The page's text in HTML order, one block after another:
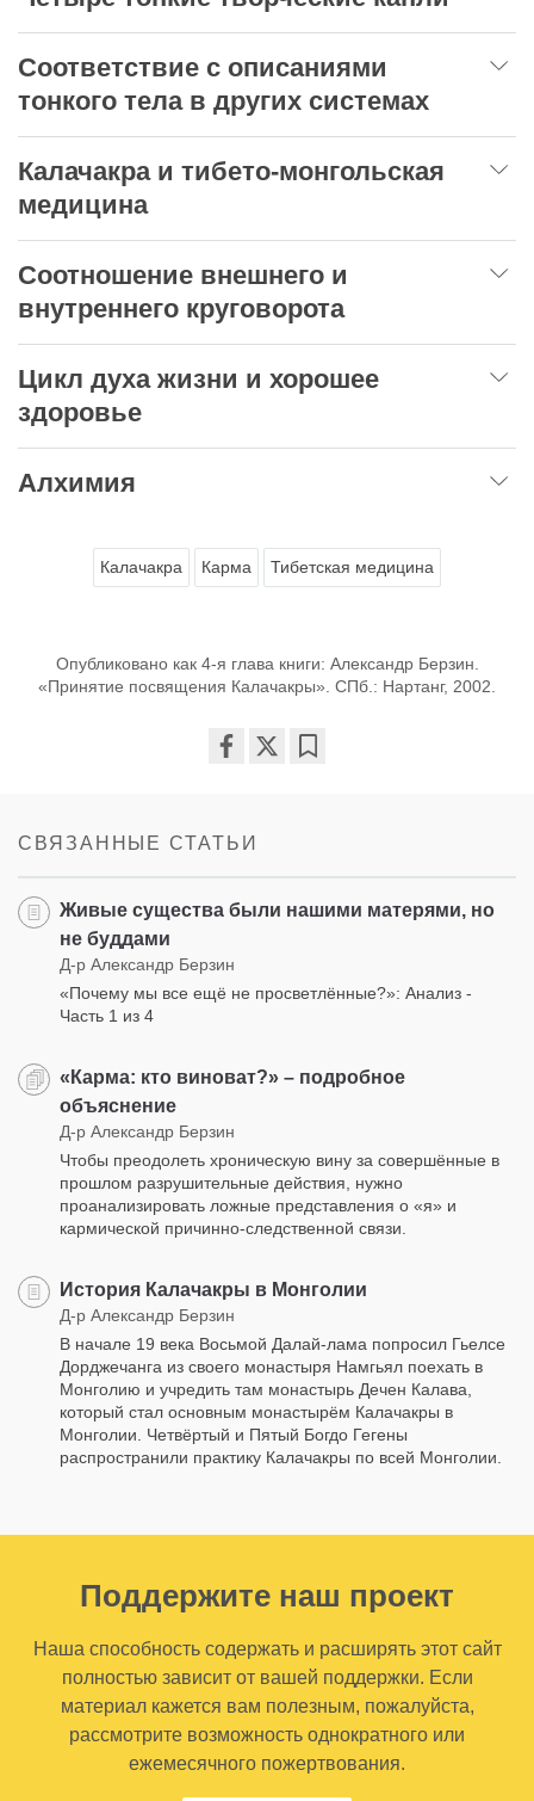
Соответствие с описаниями
тонкого тела в других системах
Калачакра и тибето-монгольская
медицина
Соотношение внешнего и
внутреннего круговорота
Цикл духа жизни и хорошее
здоровье
Алхимия
Калачакра Карма Тибетская медицина
Опубликовано как 4-я глава книги: Александр Берзин.
«Принятие посвящения Калачакры». СПб.: Нартанг, 2002.
СВЯЗАННЫЕ СТАТЬИ
Живые существа были нашими матерями, но
не буддами
Д-р Александр Берзин
«Почему мы все ещё не просветлённые?»: Анализ -
Часть 1 из 4
«Карма: кто виноват?» – подробное
объяснение
Д-р Александр Берзин
Чтобы преодолеть хроническую вину за совершённые в
прошлом разрушительные действия, нужно
проанализировать ложные представления о «я» и
кармической причинно-следственной связи.
История Калачакры в Монголии
Д-р Александр Берзин
В начале 19 века Восьмой Далай-лама попросил Гьелсе
Дорджечанга из своего монастыря Намгьял поехать в
Монголию и учредить там монастырь Дечен Калава,
который стал основным монастырём Калачакры в
Монголии. Четвёртый и Пятый Богдо Гегены
распространили практику Калачакры по всей Монголии.
Поддержите наш проект
Наша способность содержать и расширять этот сайт
полностью зависит от вашей поддержки. Если
материал кажется вам полезным, пожалуйста,
рассмотрите возможность однократного или
ежемесячного пожертвования.